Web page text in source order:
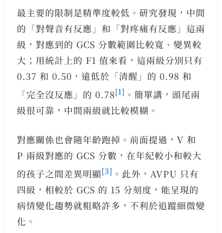
最主要的限制是精準度較低。研究發現，中間
的「對聲音有反應」和「對疼痛有反應」這兩
級，對應到的 GCS 分數範圍比較寬、變異較
大；用統計上的 F1 值來看，這兩級分別只有
0.37 和 0.50，遠低於「清醒」的 0.98 和
「完全沒反應」的 0.78[1] 。簡單講，頭尾兩
級很可靠，中間兩級就比較模糊。
對應關係也會隨年齡跑掉。前面提過，V 和
P 兩級對應的 GCS 分數，在年紀較小和較大
的孩子之間差異明顯[3] 。此外，AVPU 只有
四級，相較於 GCS 的 15 分刻度，能呈現的
病情變化趨勢就粗略許多，不利於追蹤細微變
化。